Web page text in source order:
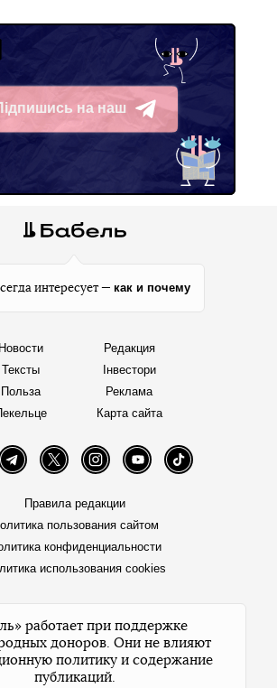
на наш
Telegram
интересует — как и почему
Новости
Тексты
Польза
Редакция
Інвестори
Реклама
Карта сайта
TelegramTwitter InstagramYouTube TikTok
Правила редакции
пользования сайтом
конфиденциальности
использования cookies
работает при поддержке
доноров. Они не влияют
политику и содержание
публикаций.